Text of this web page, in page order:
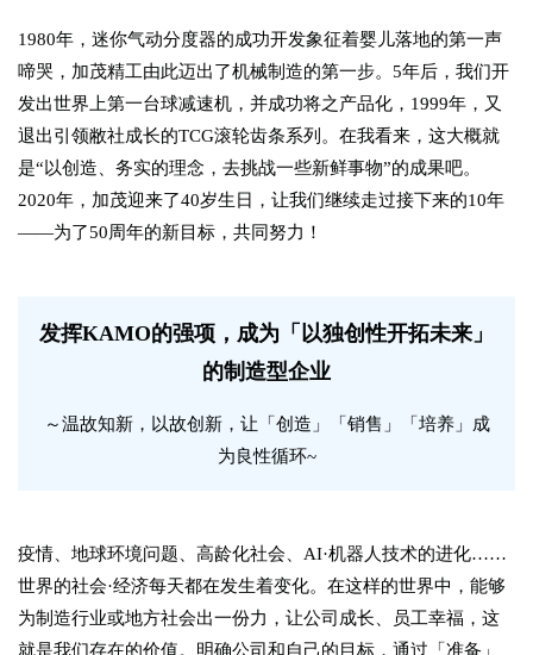
1980年，迷你气动分度器的成功开发象征着婴儿落地的第一声
啼哭，加茂精工由此迈出了机械制造的第一步。5年后，我们开
发出世界上第一台球减速机，并成功将之产品化，1999年，又
退出引领敝社成长的TCG滚轮齿条系列。在我看来，这大概就
是“以创造、务实的理念，去挑战一些新鲜事物”的成果吧。
2020年，加茂迎来了40岁生日，让我们继续走过接下来的10年
——为了50周年的新目标，共同努力！
发挥KAMO的强项，成为「以独创性开拓未来」
的制造型企业
～温故知新，以故创新，让「创造」「销售」「培养」成
为良性循环~
疫情、地球环境问题、高龄化社会、AI·机器人技术的进化……
世界的社会·经济每天都在发生着变化。在这样的世界中，能够
为制造行业或地方社会出一份力，让公司成长、员工幸福，这
就是我们存在的价值。明确公司和自己的目标，通过「准备」